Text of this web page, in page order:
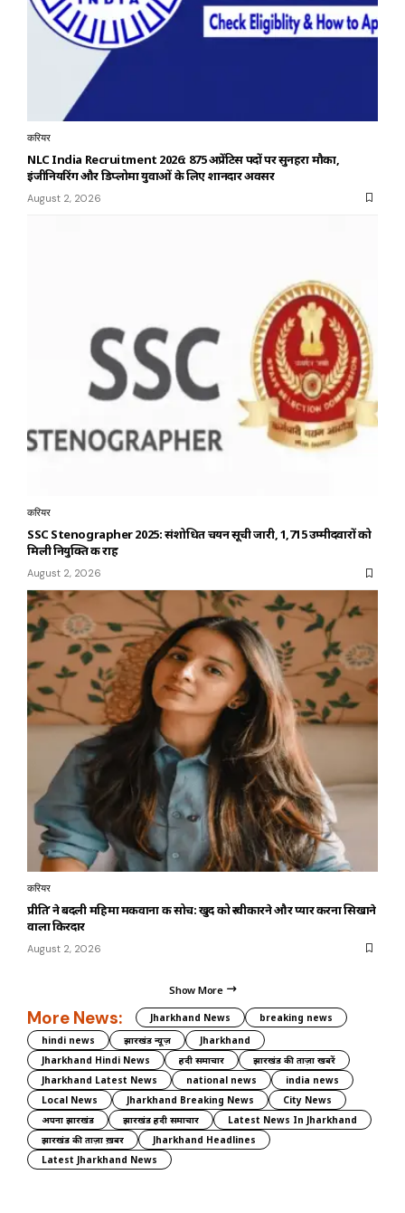
करियर
NLC India Recruitment 2026: 875 अप्रेंटिस पदों पर सुनहरा मौका,
इंजीनियरिंग और डिप्लोमा युवाओं के लिए शानदार अवसर
August 2, 2026
करियर
SSC Stenographer 2025: संशोधित चयन सूची जारी, 1,715 उम्मीदवारों को
मिली नियुक्ति की राह
August 2, 2026
करियर
प्रीति’ ने बदली महिमा मकवाना की सोच: खुद को स्वीकारने और प्यार करना सिखाने
वाला किरदार
August 2, 2026
Show More
More News: Jharkhand News
breaking news
hindi news
झारखंड न्यूज़
Jharkhand
Jharkhand Hindi News
हिंदी समाचार
झारखंड की ताज़ा खबरें
Jharkhand Latest News
national news
india news
Local News
Jharkhand Breaking News
City News
अपना झारखंड
झारखंड हिंदी समाचार
Latest News In Jharkhand
झारखंड की ताज़ा ख़बर
Jharkhand Headlines
Latest Jharkhand News